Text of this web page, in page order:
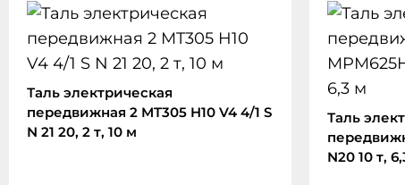
Таль электрическая
передвижная 2 MT305 H10 V4 4/1 S
N 21 20, 2 т, 10 м
Таль
N20 10 т,